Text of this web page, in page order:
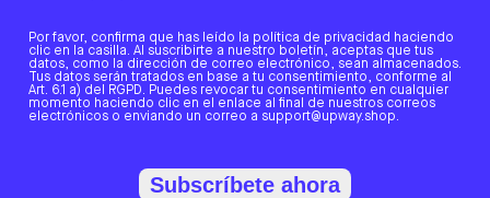
Por favor, confirma que has leído la política de privacidad haciendo
clic en la casilla. Al suscribirte a nuestro boletín, aceptas que tus
datos, como la dirección de correo electrónico, sean almacenados.
Tus datos serán tratados en base a tu consentimiento, conforme al
Art. 6.1 a) del RGPD. Puedes revocar tu consentimiento en cualquier
momento haciendo clic en el enlace al final de nuestros correos
electrónicos o enviando un correo a support@upway.shop.
Subscríbete ahora